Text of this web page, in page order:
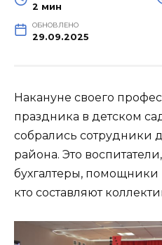
2 мин
ОБНОВЛЕНО
29.09.2025
Накануне своего
праздника в детском
собрались сотрудники
района. Это
бухгалтеры, помощники
кто составляют